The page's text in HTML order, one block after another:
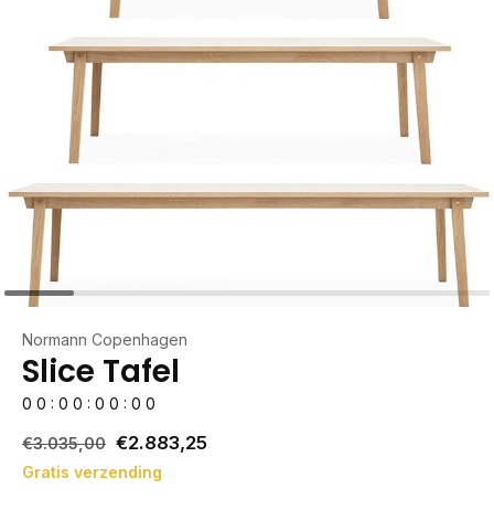
Normann Copenhagen
Slice Tafel
0 0 : 0 0 : 0 0 : 0 0
€3.035,00 €2.883,25
Gratis verzending